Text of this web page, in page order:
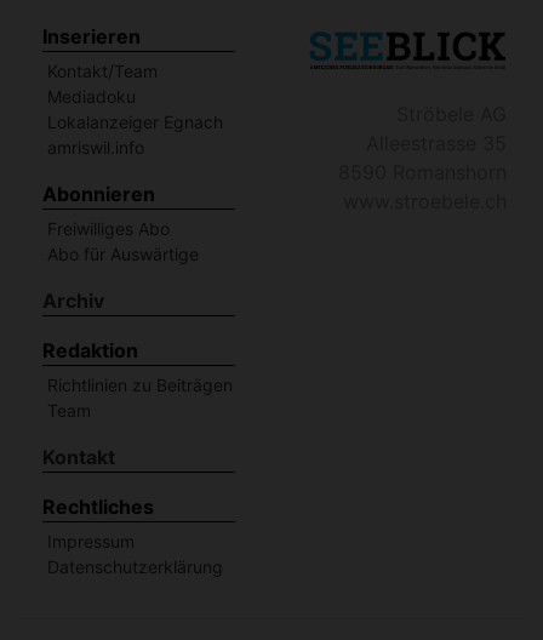
Inserieren
Kontakt/Team
Mediadoku
Lokalanzeiger Egnach
amriswil.info
Abonnieren
Freiwilliges Abo
Abo für Auswärtige
Archiv
Redaktion
Richtlinien zu Beiträgen
Team
Kontakt
Rechtliches
Impressum
Datenschutzerklärung